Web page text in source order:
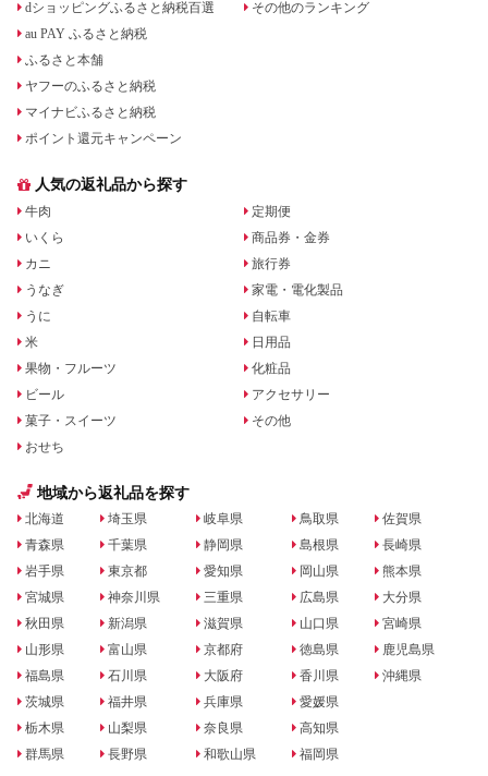
dショッピングふるさと納税百選
au PAY ふるさと納税
ふるさと本舗
ヤフーのふるさと納税
マイナビふるさと納税
ポイント還元キャンペーン
その他のランキング
人気の返礼品から探す
牛肉
いくら
カニ
うなぎ
うに
米
果物・フルーツ
ビール
菓子・スイーツ
おせち
定期便
商品券・金券
旅行券
家電・電化製品
自転車
日用品
化粧品
アクセサリー
その他
地域から返礼品を探す
北海道
青森県
岩手県
宮城県
秋田県
山形県
福島県
茨城県
栃木県
群馬県
埼玉県
千葉県
東京都
神奈川県
新潟県
富山県
石川県
福井県
山梨県
長野県
岐阜県
静岡県
愛知県
三重県
滋賀県
京都府
大阪府
兵庫県
奈良県
和歌山県
鳥取県
島根県
岡山県
広島県
山口県
徳島県
香川県
愛媛県
高知県
福岡県
佐賀県
長崎県
熊本県
大分県
宮崎県
鹿児島県
沖縄県